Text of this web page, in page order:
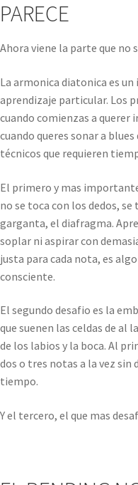
PARECE
Ahora viene la parte que no
La armonica diatonica es
aprendizaje particular. Los
cuando comienzas a querer
cuando queres sonar a
técnicos que requieren
El primero y mas
no se toca con los dedos,
garganta, el diafragma.
soplar ni aspirar con
justa para cada nota, es
consciente.
El segundo desafio es la
que suenen las celdas de al
de los labios y la boca. Al
dos o tres notas a la vez sin
tiempo.
Y el tercero, el que mas